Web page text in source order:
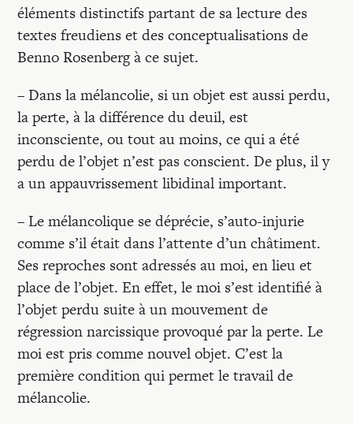
éléments distinctifs partant de sa lecture des
textes freudiens et des conceptualisations de
Benno Rosenberg à ce sujet.
– Dans la mélancolie, si un objet est aussi perdu,
la perte, à la différence du deuil, est
inconsciente, ou tout au moins, ce qui a été
perdu de l’objet n’est pas conscient. De plus, il y
a un appauvrissement libidinal important.
– Le mélancolique se déprécie, s’auto-injurie
comme s’il était dans l’attente d’un châtiment.
Ses reproches sont adressés au moi, en lieu et
place de l’objet. En effet, le moi s’est identifié à
l’objet perdu suite à un mouvement de
régression narcissique provoqué par la perte. Le
moi est pris comme nouvel objet. C’est la
première condition qui permet le travail de
mélancolie.